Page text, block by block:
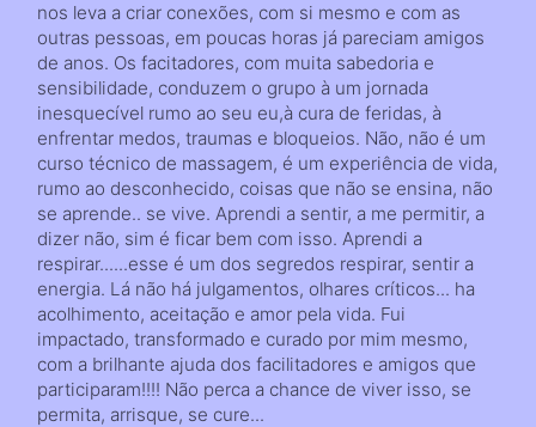
nos leva a criar conexões, com si mesmo e com as
outras pessoas, em poucas horas já pareciam amigos
de anos. Os facitadores, com muita sabedoria e
sensibilidade, conduzem o grupo à um jornada
inesquecível rumo ao seu eu,à cura de feridas, à
enfrentar medos, traumas e bloqueios. Não, não é um
curso técnico de massagem, é um experiência de vida,
rumo ao desconhecido, coisas que não se ensina, não
se aprende.. se vive. Aprendi a sentir, a me permitir, a
dizer não, sim é ficar bem com isso. Aprendi a
respirar......esse é um dos segredos respirar, sentir a
energia. Lá não há julgamentos, olhares críticos... ha
acolhimento, aceitação e amor pela vida. Fui
impactado, transformado e curado por mim mesmo,
com a brilhante ajuda dos facilitadores e amigos que
participaram!!!! Não perca a chance de viver isso, se
permita, arrisque, se cure...